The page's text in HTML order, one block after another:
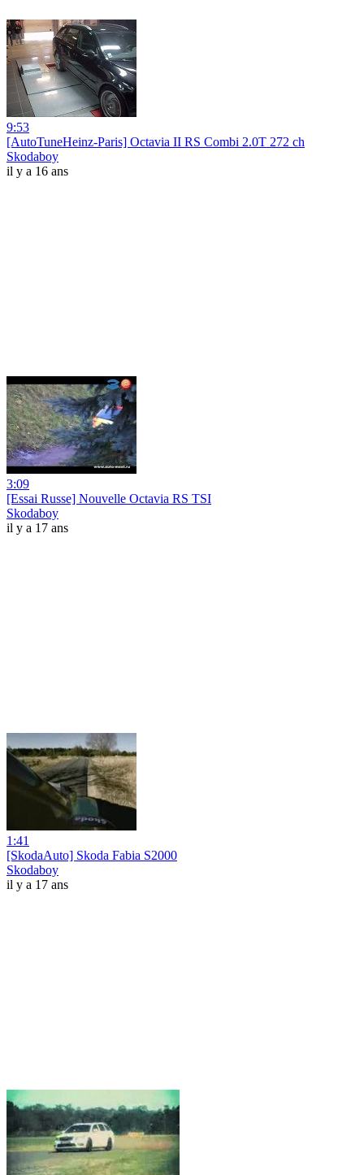
9:53
[AutoTuneHeinz-Paris] Octavia II RS Combi 2.0T 272 ch
Skodaboy
il y a 16 ans
3:09
[Essai Russe] Nouvelle Octavia RS TSI
Skodaboy
il y a 17 ans
1:41
[SkodaAuto] Skoda Fabia S2000
Skodaboy
il y a 17 ans